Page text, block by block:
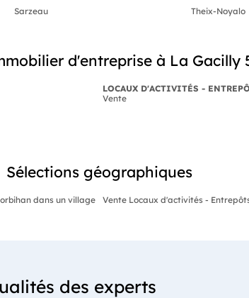
Sarzeau Theix-Noyalo
d'entreprise à La Gacilly
LOCAUX D'ACTIVITÉS -
Vente
Sélections géographiques
dans un village Vente Locaux d'activités -
des experts